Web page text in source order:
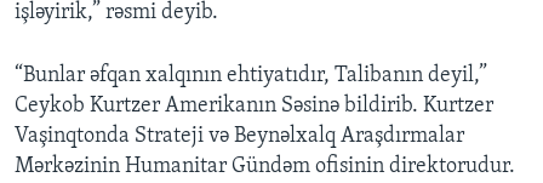
işləyirik,” rəsmi deyib.
“Bunlar əfqan xalqının ehtiyatıdır, Talibanın deyil,”
Ceykob Kurtzer Amerikanın Səsinə bildirib. Kurtzer
Vaşinqtonda Strateji və Beynəlxalq Araşdırmalar
Mərkəzinin Humanitar Gündəm ofisinin direktorudur.